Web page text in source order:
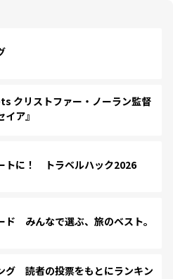
クリストファー・ノーラン監督
ア』
トに！ トラベルハック2026
ド みんなで選ぶ、旅のベスト。
グ 読者の投票をもとにランキン